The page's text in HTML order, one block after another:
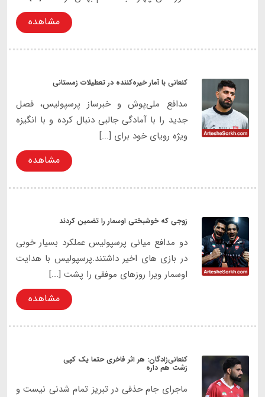
مشاهده
کنعانی با آمار خیره‌کننده در تعطیلات زمستانی
مدافع ملی‌پوش و خبرساز پرسپولیس، فصل
جدید را با آمادگی جالبی دنبال کرده و با انگیزه
ویژه رویای خود برای [...]
مشاهده
زوجی که خوشبختی اوسمار را تضمین کردند
دو مدافع میانی پرسپولیس عملکرد بسیار خوبی
در بازی های اخیر داشتند.پرسپولیس با هدایت
اوسمار ویرا روزهای موفقی را پشت [...]
مشاهده
کنعانی‌زادگان: هر اثر فاخری حتما یک کپی
زشت هم داره
ماجرای جام حذفی در تبریز تمام شدنی نیست و